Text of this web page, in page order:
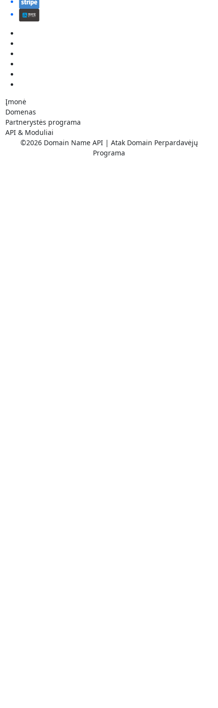
Įmonė
Domenas
Partnerystės programa
API & Moduliai
©2026 Domain Name API | Atak Domain Perpardavėjų
Programa